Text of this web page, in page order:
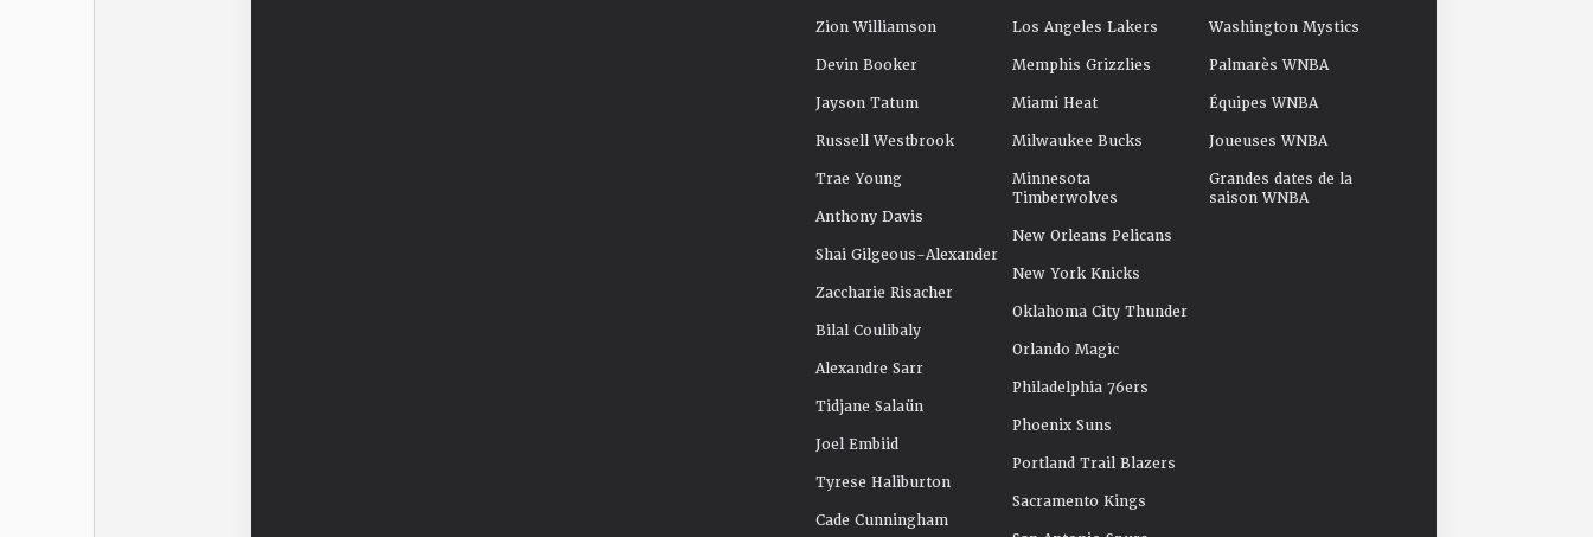
Zion Williamson
Devin Booker
Jayson Tatum
Russell Westbrook
Trae Young
Anthony Davis
Shai Gilgeous-Alexander
Zaccharie Risacher
Bilal Coulibaly
Alexandre Sarr
Tidjane Salaün
Joel Embiid
Tyrese Haliburton
Cade Cunningham
Los Angeles Lakers
Memphis Grizzlies
Miami Heat
Milwaukee Bucks
Minnesota
Timberwolves
New Orleans Pelicans
New York Knicks
Oklahoma City Thunder
Orlando Magic
Philadelphia 76ers
Phoenix Suns
Portland Trail Blazers
Sacramento Kings
Washington Mystics
Palmarès WNBA
Équipes WNBA
Joueuses WNBA
Grandes dates de la
saison WNBA